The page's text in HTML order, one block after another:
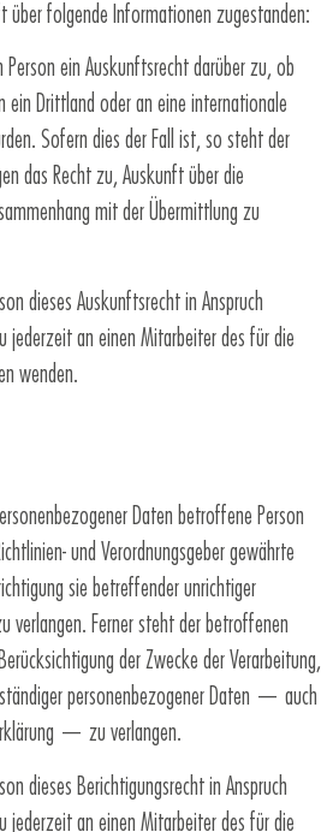
über folgende Informationen zugestanden:
ein Auskunftsrecht darüber zu, ob
ein Drittland oder an eine internationale
Sofern dies der Fall ist, so steht der
das Recht zu, Auskunft über die
mit der Übermittlung zu
dieses Auskunftsrecht in Anspruch
jederzeit an einen Mitarbeiter des für die
wenden.
Daten betroffene Person
und Verordnungsgeber gewährte
sie betreffender unrichtiger
verlangen. Ferner steht der betroffenen
der Zwecke der Verarbeitung,
personenbezogener Daten — auch
— zu verlangen.
dieses Berichtigungsrecht in Anspruch
jederzeit an einen Mitarbeiter des für die